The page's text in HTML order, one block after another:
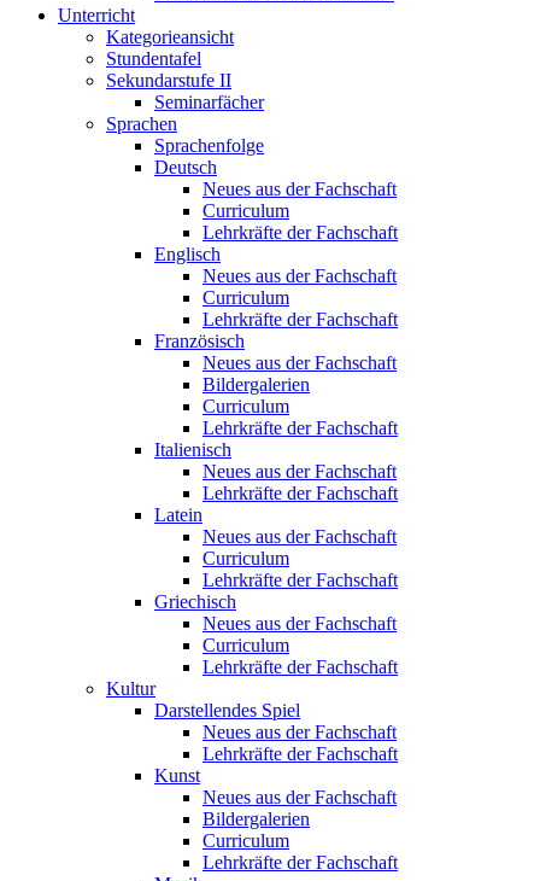
Unterricht
Kategorieansicht
Stundentafel
Sekundarstufe II
Seminarfächer
Sprachen
Sprachenfolge
Deutsch
Neues aus der Fachschaft
Curriculum
Lehrkräfte der Fachschaft
Englisch
Neues aus der Fachschaft
Curriculum
Lehrkräfte der Fachschaft
Französisch
Neues aus der Fachschaft
Bildergalerien
Curriculum
Lehrkräfte der Fachschaft
Italienisch
Neues aus der Fachschaft
Lehrkräfte der Fachschaft
Latein
Neues aus der Fachschaft
Curriculum
Lehrkräfte der Fachschaft
Griechisch
Neues aus der Fachschaft
Curriculum
Lehrkräfte der Fachschaft
Kultur
Darstellendes Spiel
Neues aus der Fachschaft
Lehrkräfte der Fachschaft
Kunst
Neues aus der Fachschaft
Bildergalerien
Curriculum
Lehrkräfte der Fachschaft